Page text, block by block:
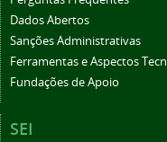
Dados Abertos
Sanções Administrativas
Ferramentas e Aspectos
Fundações de Apoio
SEI